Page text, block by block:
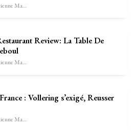
Sébastien-Étienne Marechal
Review: La Table De
Sébastien-Étienne Marechal
: Vollering s’exigé, Reusser
Sébastien-Étienne Marechal